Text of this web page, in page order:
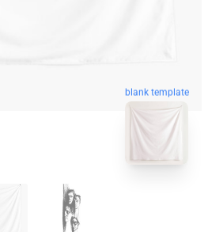
blank template